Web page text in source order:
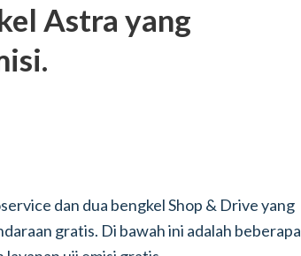
Astra yang
dan dua bengkel Shop & Drive yang
gratis. Di bawah ini adalah beberapa